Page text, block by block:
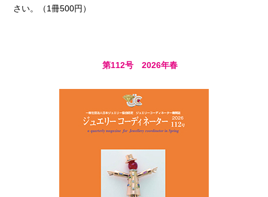
さい。（1冊500円）
第112号 2026年春